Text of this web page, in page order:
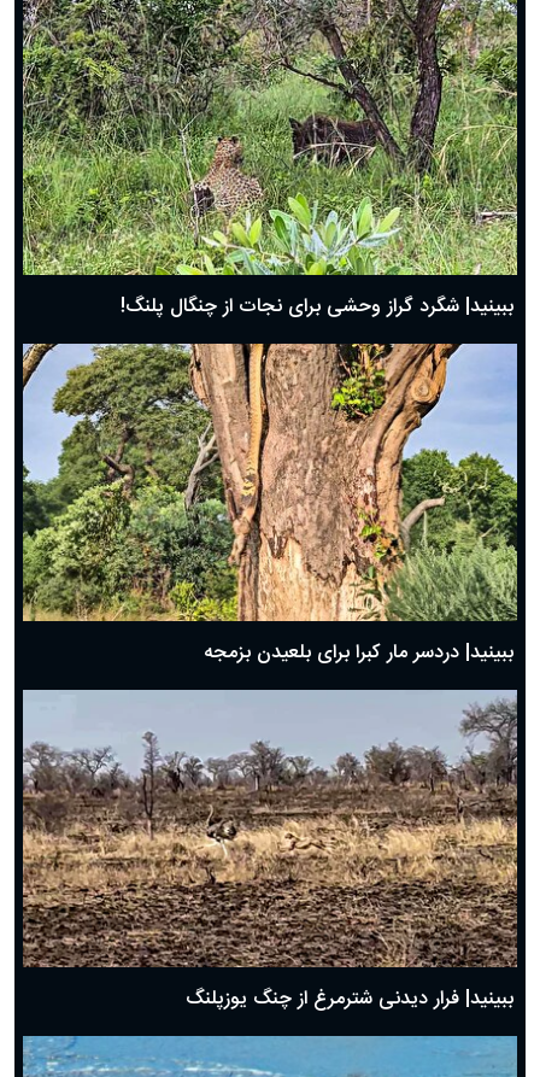
ببینید| شگرد گراز وحشی برای نجات از چنگال پلنگ!
ببینید| دردسر مار کبرا برای بلعیدن بزمجه
ببینید| فرار دیدنی شترمرغ از چنگ یوزپلنگ